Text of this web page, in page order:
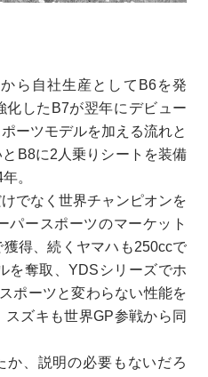
ら自社生産としてB6を発
化したB7が翌年にデビュー
ーツモデルを加える流れと
B8に2人乗りシートを装備
。
でなく世界チャンピオンを
パースポーツのマーケット
得、続くヤマハも250ccで
を奪取、YDSシリーズでホ
ポーツと変わらない性能を
ズキも世界GP参戦から同
か、説明の必要もないだろ